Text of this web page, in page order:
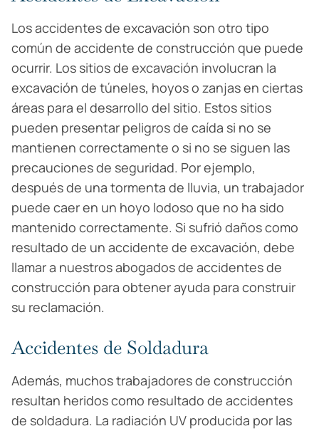
Los accidentes de excavación son otro tipo
común de accidente de construcción que puede
ocurrir. Los sitios de excavación involucran la
excavación de túneles, hoyos o zanjas en ciertas
áreas para el desarrollo del sitio. Estos sitios
pueden presentar peligros de caída si no se
mantienen correctamente o si no se siguen las
precauciones de seguridad. Por ejemplo,
después de una tormenta de lluvia, un trabajador
puede caer en un hoyo lodoso que no ha sido
mantenido correctamente. Si sufrió daños como
resultado de un accidente de excavación, debe
llamar a nuestros abogados de accidentes de
construcción para obtener ayuda para construir
su reclamación.
Accidentes de Soldadura
Además, muchos trabajadores de construcción
resultan heridos como resultado de accidentes
de soldadura. La radiación UV producida por las